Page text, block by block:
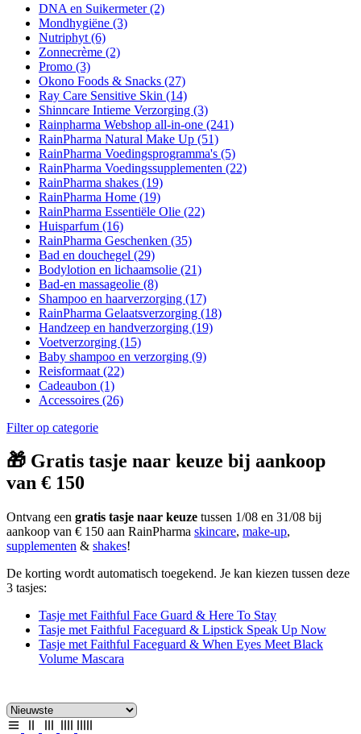
DNA en Suikermeter(2)
Mondhygiëne (3)
Nutriphyt (6)
Zonnecrème (2)
Promo (3)
Okono Foods & Snacks (27)
Ray Care Sensitive Skin (14)
Shinncare Intieme Verzorging (3)
Rainpharma Webshop all-in-one (241)
RainPharma Natural Make Up (51)
RainPharma Voedingsprogramma's (5)
RainPharma Voedingssupplementen (22)
RainPharma shakes (19)
RainPharma Home (19)
RainPharma Essentiële Olie (22)
Huisparfum (16)
RainPharma Geschenken (35)
Bad en douchegel (29)
Bodylotion en lichaamsolie (21)
Bad-en massageolie (8)
Shampoo en haarverzorging (17)
RainPharma Gelaatsverzorging (18)
Handzeep en handverzorging (19)
Voetverzorging (15)
Baby shampoo en verzorging (9)
Reisformaat (22)
Cadeaubon (1)
Accessoires (26)
Filter op categorie
🎁 Gratis tasje naar keuze bij aankoop
van € 150
Ontvang een gratis tasje naar keuze tussen 1/08 en 31/08 bij
aankoop van € 150 aan RainPharma skincare, make-up,
supplementen & shakes!
De korting wordt automatisch toegekend. Je kan kiezen tussen deze
3 tasjes:
Tasje met Faithful Face Guard & Here To Stay
Tasje met Faithful Faceguard & Lipstick Speak Up Now
Tasje met Faithful Faceguard & When Eyes Meet Black
Volume Mascara